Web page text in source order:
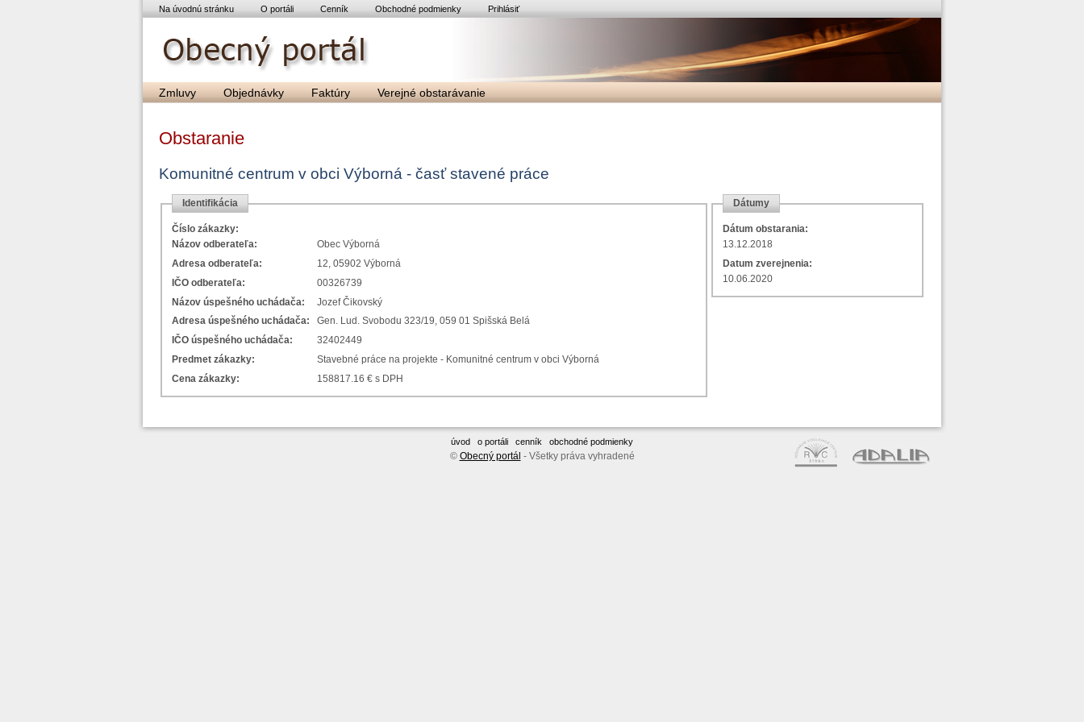
Na úvodnú stránku O portáli Cenník Obchodné podmienky Prihlásiť
Zmluvy Objednávky Faktúry Verejné obstarávanie
Obstaranie
Komunitné centrum v obci Výborná - časť stavené práce
Identifikácia
Číslo zákazky:
Názov odberateľa:
Obec Výborná
Adresa odberateľa:
12, 05902 Výborná
IČO odberateľa:
00326739
Názov úspešného uchádača:
Jozef Čikovský
Adresa úspešného uchádača:
Gen. Lud. Svobodu 323/19, 059 01 Spišská Belá
IČO úspešného uchádača:
32402449
Predmet zákazky:
Stavebné práce na projekte - Komunitné centrum v obci Výborná
Cena zákazky:
158817.16 € s DPH
Dátumy
Dátum obstarania:
13.12.2018
Datum zverejnenia:
10.06.2020
úvod o portáli cenník obchodné podmienky
© Obecný portál - Všetky práva vyhradené